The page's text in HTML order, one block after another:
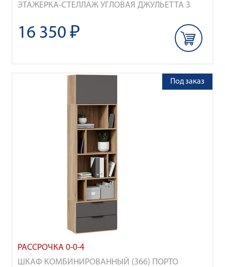
ЭТАЖЕРКА-СТЕЛЛАЖ УГЛОВАЯ ДЖУЛЬЕТТА 3
16 350 ₽
РАССРОЧКА 0-0-4
ШКАФ КОМБИНИРОВАННЫЙ (366) ПОРТО
Под заказ